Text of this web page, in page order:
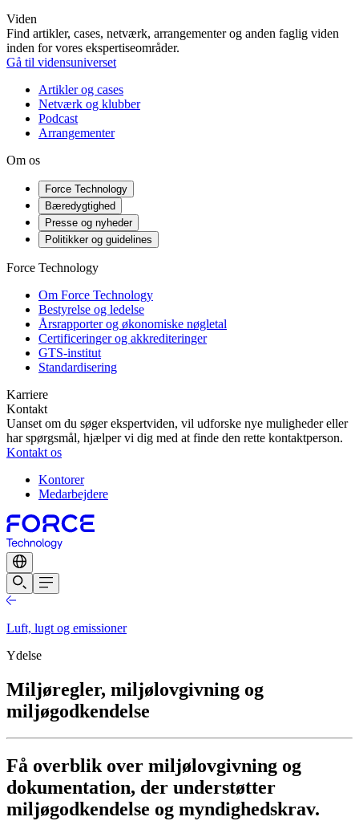
Viden
Find artikler, cases, netværk, arrangementer og anden faglig viden
inden for vores ekspertiseområder.
Gå til vidensuniverset
Artikler og cases
Netværk og klubber
Podcast
Arrangementer
Om os
Force Technology
Bæredygtighed
Presse og nyheder
Politikker og guidelines
Force Technology
Om Force Technology
Bestyrelse og ledelse
Årsrapporter og økonomiske nøgletal
Certificeringer og akkrediteringer
GTS-institut
Standardisering
Karriere
Kontakt
Uanset om du søger ekspertviden, vil udforske nye muligheder eller
har spørgsmål, hjælper vi dig med at finde den rette kontaktperson.
Kontakt os
Kontorer
Medarbejdere
Luft, lugt og emissioner
Ydelse
Miljøregler, miljølovgivning og
miljøgodkendelse
Få overblik over miljølovgivning og
dokumentation, der understøtter
miljøgodkendelse og myndighedskrav.